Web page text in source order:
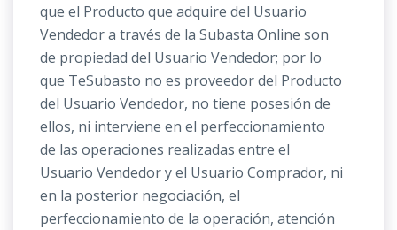
que el Producto que adquire del Usuario
Vendedor a través de la Subasta Online son
de propiedad del Usuario Vendedor; por lo
que TeSubasto no es proveedor del Producto
del Usuario Vendedor, no tiene posesión de
ellos, ni interviene en el perfeccionamiento
de las operaciones realizadas entre el
Usuario Vendedor y el Usuario Comprador, ni
en la posterior negociación, el
perfeccionamiento de la operación, atención